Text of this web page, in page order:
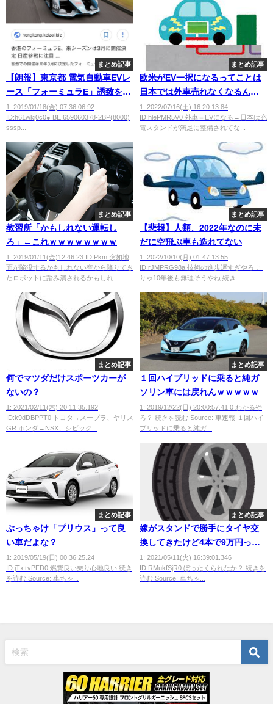
まとめ記事
【朗報】東京都 電気自動車EVレ
ース「フォーミュラE」誘致を検
討
1: 2019/01/18(金) 07:36:06.92
ID:h61wkj0c0● BE:659060378-2BP(8000)
sssp...
まとめ記事
欧米がEV一択になるってことは
日本では外車売れなくなるん
か？
1: 2022/07/16(土) 16:20:13.84
ID:hlePMR5V0 外車＝EVになる→日本は充
電スタンドが満足に整備されてな...
まとめ記事
教習所「かもしれない運転し
ろ」←これｗｗｗｗｗｗｗｗ
1: 2019/01/11(金)12:46:23 ID:Pkm 突如地
面が陥没するかもしれない空から降りてき
たロボットに踏み潰されるかもしれ...
まとめ記事
【悲報】人類、2022年なのに未
だに空飛ぶ車も造れてない
1: 2022/10/10(月) 01:47:13.55
ID:rJMPRG98a 技術の進歩遅すぎやろ こ
りゃ10年後も無理そうやね 続き...
まとめ記事
何でマツダだけスポーツカーが
ないの？
1: 2021/02/11(木) 20:11:35.192
ID:k9dDBPPT0 トヨタ→スープラ、ヤリス
GR ホンダ→NSX、シビック...
まとめ記事
１回ハイブリッドに乗ると純ガ
ソリン車には戻れんｗｗｗｗｗ
1: 2019/12/22(日) 20:00:57.41 0 わかるや
ろ？ 続きを読む Source: 車速報 １回ハイ
ブリッドに乗ると純ガ...
まとめ記事
ぶっちゃけ「プリウス」って良
い車だよな？
1: 2019/05/19(日) 00:36:25.24
ID:jTx+vPFD0 燃費良い乗り心地良い 続き
を読む Source: 車ちゃ...
まとめ記事
嫁がスタンドで勝手にタイヤ交
換してきたけど4本で9万円って
高くね？？？？？？？
1: 2021/05/11(火) 16:39:01.346
ID:RMukfSjR0 ぼったくられたか？ 続きを
読む Source: 車ちゃ...